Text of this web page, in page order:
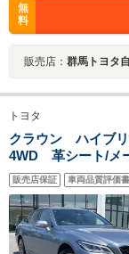
無
料
販売店： 群馬トヨタ
トヨタ
クラウン ハイブリ
4WD 革シート/メ
全方位カメラ/フル
ティ/レーンキープ
ル
販売店保証 車両品質評価